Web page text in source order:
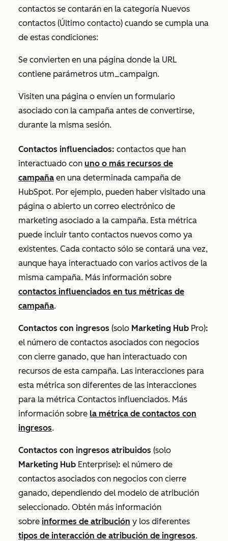
contactos se contarán en la categoría Nuevos
contactos (Último contacto) cuando se cumpla una
de estas condiciones:
Se convierten en una página donde la URL
contiene parámetros utm_campaign.
Visiten una página o envíen un formulario
asociado con la campaña antes de convertirse,
durante la misma sesión.
Contactos influenciados: contactos que han
interactuado con uno o más recursos de
campaña en una determinada campaña de
HubSpot. Por ejemplo, pueden haber visitado una
página o abierto un correo electrónico de
marketing asociado a la campaña. Esta métrica
puede incluir tanto contactos nuevos como ya
existentes. Cada contacto sólo se contará una vez,
aunque haya interactuado con varios activos de la
misma campaña. Más información sobre
contactos influenciados en tus métricas de
campaña.
Contactos con ingresos (solo Marketing Hub Pro):
el número de contactos asociados con negocios
con cierre ganado, que han interactuado con
recursos de esta campaña. Las interacciones para
esta métrica son diferentes de las interacciones
para la métrica Contactos influenciados. Más
información sobre la métrica de contactos con
ingresos.
Contactos con ingresos atribuidos (solo
Marketing Hub Enterprise): el número de
contactos asociados con negocios con cierre
ganado, dependiendo del modelo de atribución
seleccionado. Obtén más información
sobre informes de atribución y los diferentes
tipos de interacción de atribución de ingresos.